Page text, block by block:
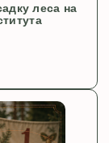
леса на